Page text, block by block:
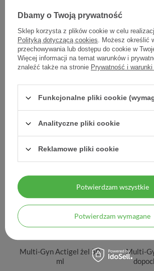
123,80 zł
Multi-Gyn Actigel żel 50
ml
Multi-
Dbamy o Twoją prywatność
Sklep korzysta z plików cookie w celu
Polityką dotyczącą cookies. Możesz określić
przechowywania lub dostępu do cookie w
Więcej informacji na temat warunków i
znaleźć także na stronie Prywatność i
Funkcjonalne pliki cookie
Analityczne pliki cookie
Reklamowe pliki cookie
Potwierdzam wymagane
Potwierdzam wszystkie